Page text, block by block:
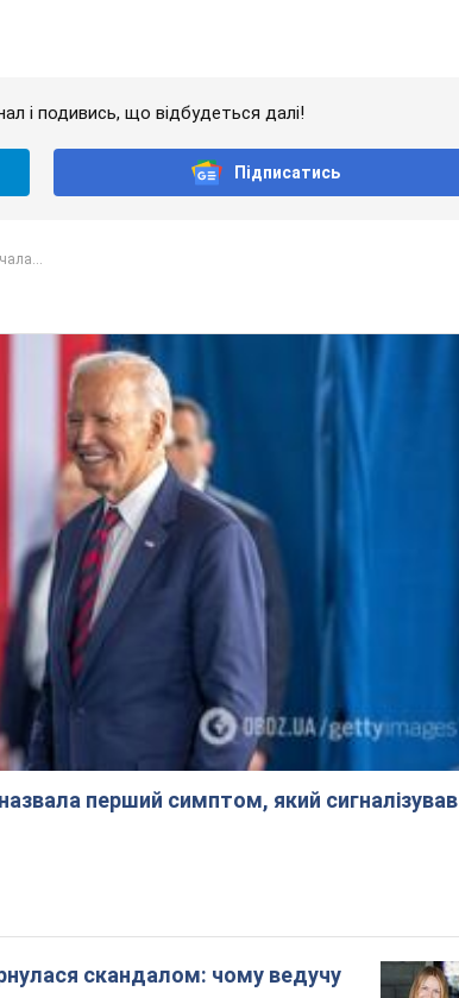
і подивись, що відбудеться далі!
Підписатись
перший симптом, який сигналізував
скандалом: чому ведучу